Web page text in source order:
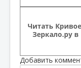
Читать
Зеркало.ру в
Добавить